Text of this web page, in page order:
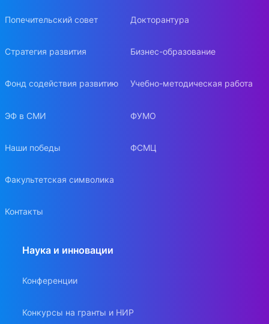
Попечительский совет
Стратегия развития
Фонд содействия развитию
ЭФ в СМИ
Наши победы
Факультетская символика
Контакты
Докторантура
Бизнес-образование
Учебно-методическая работа
ФУМО
ФСМЦ
Наука и инновации
Конференции
Конкурсы на гранты и НИР